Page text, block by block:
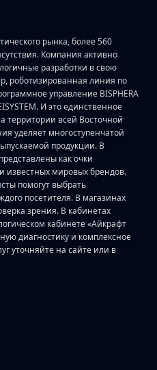
рынка, более 560
Компания активно
разработки в свою
роботизированная линия по
управление BISPHERA
И это единственное
территории всей Восточной
уделяет многоступенчатой
продукции. В
как очки
известных мировых брендов.
помогут выбрать
посетителя. В магазинах
зрения. В кабинетах
кабинете «Айкрафт
диагностику и комплексное
уточняйте на сайте или в